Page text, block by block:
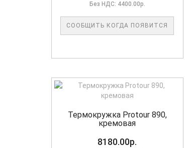
Без НДС: 4400.00р.
СООБЩИТЬ КОГДА ПОЯВИТСЯ
Термокружка Protour 890,
кремовая
8180.00р.